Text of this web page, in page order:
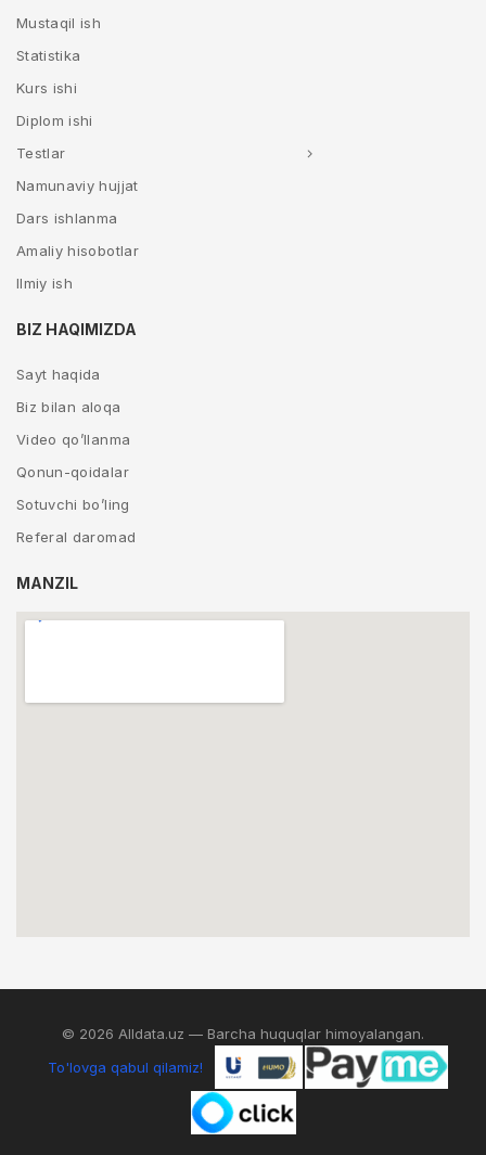
Mustaqil ish
Statistika
Kurs ishi
Diplom ishi
Testlar
Namunaviy hujjat
Dars ishlanma
Amaliy hisobotlar
Ilmiy ish
BIZ HAQIMIZDA
Sayt haqida
Biz bilan aloqa
Video qo’llanma
Qonun-qoidalar
Sotuvchi bo’ling
Referal daromad
MANZIL
© 2026 Alldata.uz — Barcha huquqlar himoyalangan.
To'lovga qabul qilamiz!